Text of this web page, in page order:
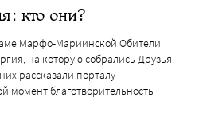
кто они?
Марфо-Мариинской Обители
на которую собрались Друзья
рассказали порталу
момент благотворительность